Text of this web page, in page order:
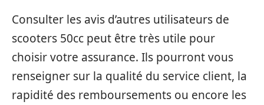
Consulter les avis d’autres utilisateurs de
scooters 50cc peut être très utile pour
choisir votre assurance. Ils pourront vous
renseigner sur la qualité du service client, la
rapidité des remboursements ou encore les